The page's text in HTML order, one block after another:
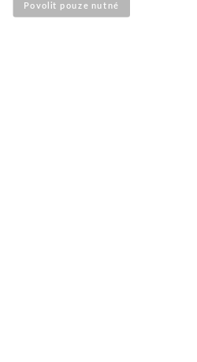
Povolit pouze nutné